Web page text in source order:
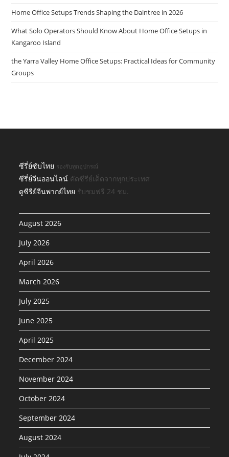
Home Office Setups Trends Shaping the Daintree in 2026
What Solo Operators Should Know About Home Office Setups in
Kangaroo Island
the Yarra Valley Home Office Setups: Practical Ideas for Community
Groups
ซีรี่ย์ซับไทย รองรับทุกอุปกรณ์
ซีรี่ย์จีนออนไลน์ คัดซีรีย์เด็ดจากทุกประเทศ
ดูซีรีย์จีนพากย์ไทย รับชมฟรี 24 ชม.
August 2026
July 2026
April 2026
March 2026
July 2025
June 2025
April 2025
December 2024
November 2024
October 2024
September 2024
August 2024